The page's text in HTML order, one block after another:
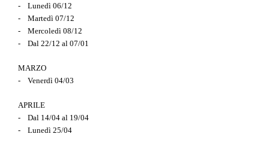
- Lunedì 06/12
- Martedì 07/12
- Mercoledì 08/12
- Dal 22/12 al 07/01
MARZO
- Venerdì 04/03
APRILE
- Dal 14/04 al 19/04
- Lunedì 25/04